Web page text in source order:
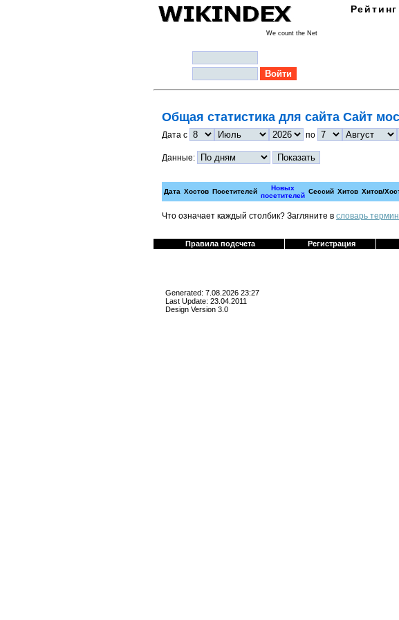
We count the Net
Общая статистика для сайта Сайт
Дата с по
Данные:
Дата Хостов Посетителей
Новых
посетителей
Сессий Хитов Хитов/
Что означает каждый столбик? Загляните в cловарь
Правила подсчета Регистрация
Generated: 7.08.2026 23:27
Last Update: 23.04.2011
Design Version 3.0